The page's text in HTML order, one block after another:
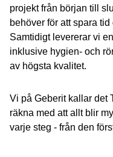
projekt från början till
behöver för att spara
Samtidigt levererar vi
inklusive hygien- och
av högsta kvalitet.
Vi på Geberit kallar det
räkna med att allt blir
varje steg - från den